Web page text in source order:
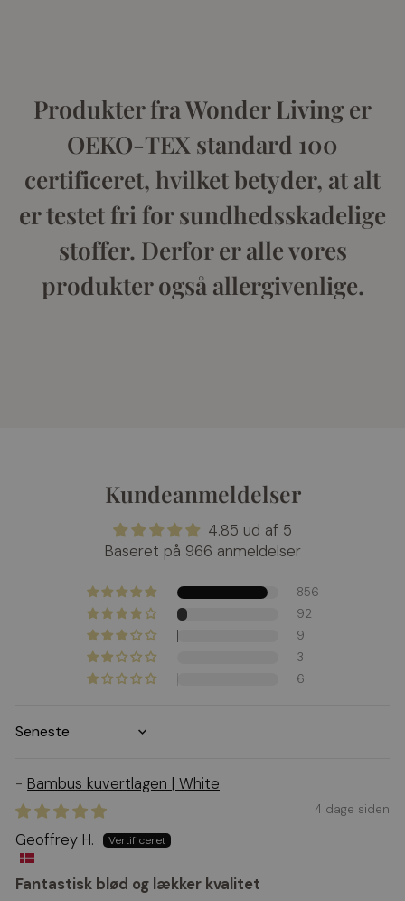
Produkter fra Wonder Living er
OEKO-TEX standard 100
certificeret, hvilket betyder, at alt
er testet fri for sundhedsskadelige
stoffer. Derfor er alle vores
produkter også allergivenlige.
Kundeanmeldelser
4.85 ud af 5
Baseret på 966 anmeldelser
856
92
9
3
6
Sort by
Bambus kuvertlagen | White
4 dage siden
Geoffrey H.
Fantastisk blød og lækker kvalitet